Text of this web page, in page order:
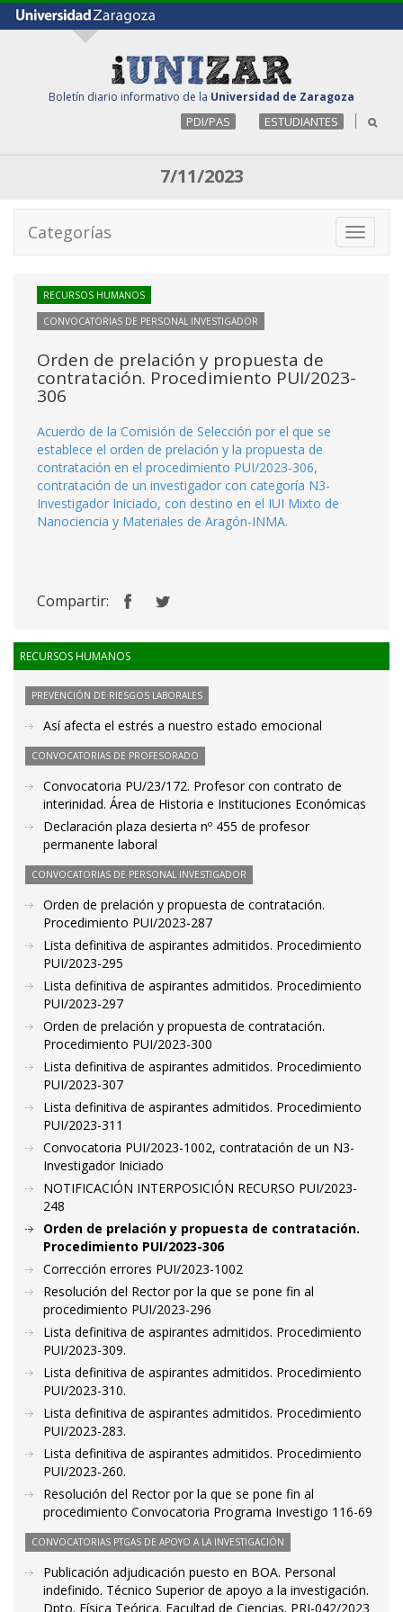
Boletín diario informativo de la Universidad de Zaragoza
PDI/PAS ESTUDIANTES
7/11/2023
Toggle
Categorías
RECURSOS HUMANOS
CONVOCATORIAS DE PERSONAL INVESTIGADOR
Orden de prelación y propuesta de
contratación. Procedimiento PUI/2023-
306
Acuerdo de la Comisión de Selección por el que se
establece el orden de prelación y la propuesta de
contratación en el procedimiento PUI/2023-306,
contratación de un investigador con categoría N3-
Investigador Iniciado, con destino en el IUI Mixto de
Nanociencia y Materiales de Aragón-INMA.
Compartir:
RECURSOS HUMANOS
PREVENCIÓN DE RIESGOS LABORALES
Así afecta el estrés a nuestro estado emocional
CONVOCATORIAS DE PROFESORADO
Convocatoria PU/23/172. Profesor con contrato de
interinidad. Área de Historia e Instituciones Económicas
Declaración plaza desierta nº 455 de profesor
permanente laboral
CONVOCATORIAS DE PERSONAL INVESTIGADOR
Orden de prelación y propuesta de contratación.
Procedimiento PUI/2023-287
Lista definitiva de aspirantes admitidos. Procedimiento
PUI/2023-295
Lista definitiva de aspirantes admitidos. Procedimiento
PUI/2023-297
Orden de prelación y propuesta de contratación.
Procedimiento PUI/2023-300
Lista definitiva de aspirantes admitidos. Procedimiento
PUI/2023-307
Lista definitiva de aspirantes admitidos. Procedimiento
PUI/2023-311
Convocatoria PUI/2023-1002, contratación de un N3-
Investigador Iniciado
NOTIFICACIÓN INTERPOSICIÓN RECURSO PUI/2023-
248
Orden de prelación y propuesta de contratación.
Procedimiento PUI/2023-306
Corrección errores PUI/2023-1002
Resolución del Rector por la que se pone fin al
procedimiento PUI/2023-296
Lista definitiva de aspirantes admitidos. Procedimiento
PUI/2023-309.
Lista definitiva de aspirantes admitidos. Procedimiento
PUI/2023-310.
Lista definitiva de aspirantes admitidos. Procedimiento
PUI/2023-283.
Lista definitiva de aspirantes admitidos. Procedimiento
PUI/2023-260.
Resolución del Rector por la que se pone fin al
procedimiento Convocatoria Programa Investigo 116-69
CONVOCATORIAS PTGAS DE APOYO A LA INVESTIGACIÓN
Publicación adjudicación puesto en BOA. Personal
indefinido. Técnico Superior de apoyo a la investigación.
Dpto. Física Teórica. Facultad de Ciencias. PRI-042/2023